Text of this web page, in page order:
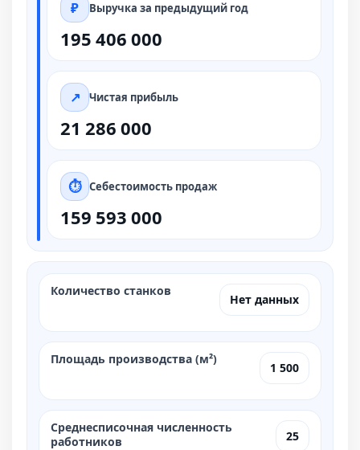
Выручка за предыдущий год
195 406 000
Чистая прибыль
21 286 000
Себестоимость продаж
159 593 000
Количество станков
Нет данных
Площадь производства (м²)
1 500
Среднесписочная численность
работников
25